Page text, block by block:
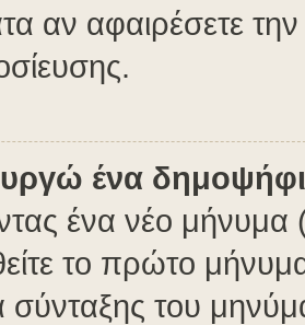
αν αφαιρέσετε
ένα
ένα νέο μήνυμα
το πρώτο
του